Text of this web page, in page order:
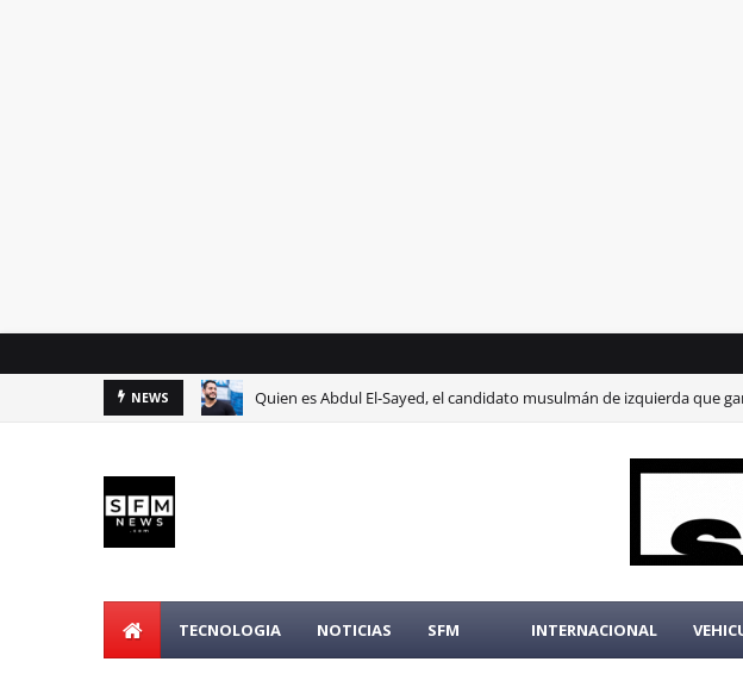
NEWS Quien es Abdul El-Sayed, el candidato musulmán de izquierda que
TECNOLOGIA NOTICIAS SFM INTERNACIONAL